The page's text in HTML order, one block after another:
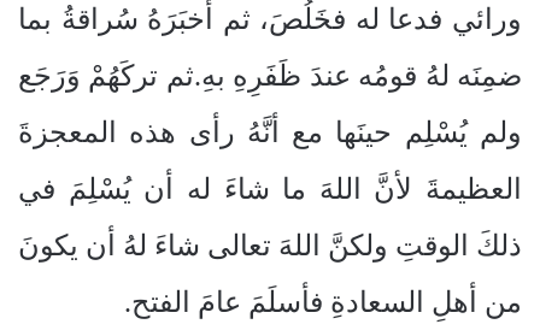
ورائي فدعا له فخَلُصَ، ثم أخبَرَهُ سُراقةُ بما
ضمِنَه لهُ قومُه عندَ ظَفَرِهِ بهِ.ثم تركَهُمْ وَرَجَع
ولم يُسْلِم حينَها مع أنَّهُ رأى هذه المعجزةَ
العظيمةَ لأنَّ اللهَ ما شاءَ له أن يُسْلِمَ في
ذلكَ الوقتِ ولكنَّ اللهَ تعالى شاءَ لهُ أن يكونَ
من أهلِ السعادةِ فأسلَمَ عامَ الفتح.